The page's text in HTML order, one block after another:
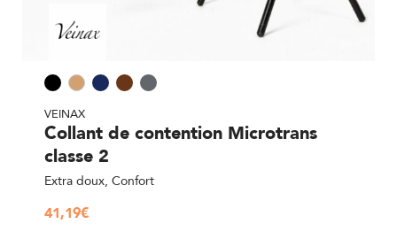
VEINAX
Collant de contention Microtrans
classe 2
Extra doux, Confort
41,19€